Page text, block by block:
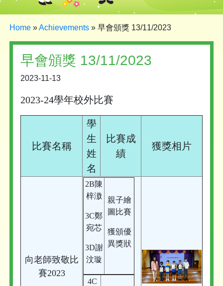
Home »Achievements » 早會頒獎 13/11/2023
早會頒獎 13/11/2023
2023-11-13
2023-24學年校外比賽
比賽名稱
學
生
姓
名
比賽成
績
獲獎相片
向老師致敬比
賽2023
2B陳
梓滶
3C鄭
宛芯
3D謝
汶璇
親子繪
圖比賽
獲頒優
異獎狀
4C